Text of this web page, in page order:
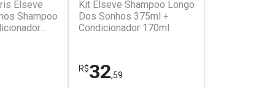
Elseve
Shampoo
Kit Elseve Shampoo Longo
Dos Sonhos 375ml +
Condicionador 170ml
R$32,59